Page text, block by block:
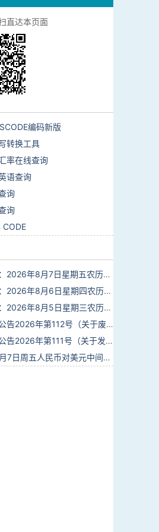
直达本页面
编码新版
转换工具
率在线查询
语查询
询
询
CODE
外贸简讯：2026年8月7日星期五农历六月廿五
外贸简讯：2026年8月6日星期四农历六月廿四
外贸简讯：2026年8月5日星期三农历六月廿三
海关总署公告2026年第112号（关于废止部分卫生检疫类规范性文件的公告）
海关总署公告2026年第111号（关于发布《进出境动植物检疫处理监督管理工作规定》《进出境卫生处理监督管理工作规定》的公告）
2026年8月7日周五人民币对美元中间价报6.7904调贬9个基点